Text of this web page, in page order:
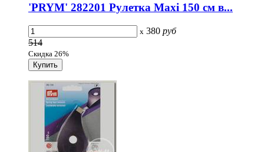
'PRYM' 282201 Рулетка Maxi 150 см в...
x 380 руб
514
Скидка 26%